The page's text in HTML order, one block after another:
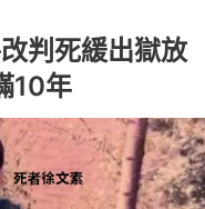
判死緩出獄放
10年